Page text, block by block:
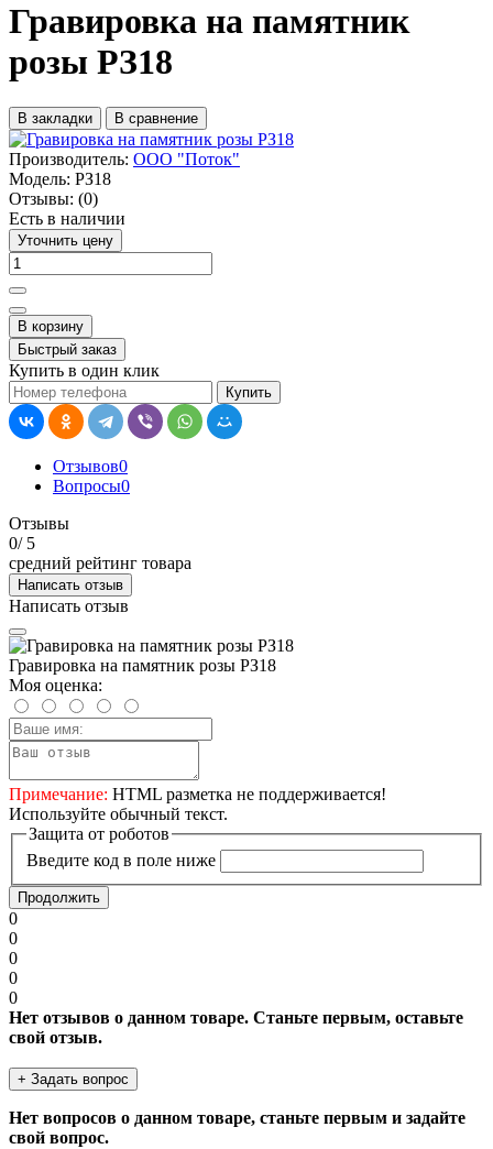
Гравировка на памятник
розы РЗ18
В закладки В сравнение
Производитель: ООО "Поток"
Модель: РЗ18
Отзывы: (0)
Есть в наличии
Уточнить цену
В корзину
Быстрый заказ
Купить в один клик
Купить
Отзывов0
Вопросы0
Отзывы
0/ 5
средний рейтинг товара
Написать отзыв
Написать отзыв
Гравировка на памятник розы РЗ18
Моя оценка:
Примечание: HTML разметка не поддерживается!
Используйте обычный текст.
Защита от роботов
Введите код в поле ниже
Продолжить
0
0
0
0
0
Нет отзывов о данном товаре. Станьте первым, оставьте
свой отзыв.
+ Задать вопрос
Нет вопросов о данном товаре, станьте первым и задайте
свой вопрос.